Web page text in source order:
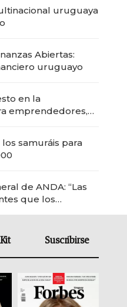
uruguaya
Abiertas:
uruguayo
en la
emprendedores,
samuráis para
de ANDA: “Las
que los
Suscribirse